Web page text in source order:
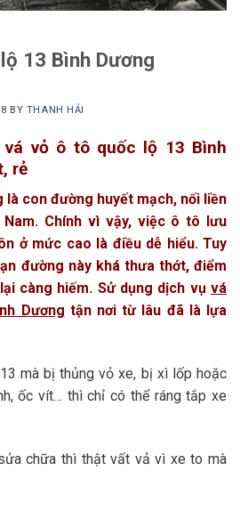
13 Bình Dương
BY THANH HẢI
vá vỏ ô tô quốc lộ 13 Bình
rẻ
là con đường huyết mạch, nối liền
Nam. Chính vì vậy, việc ô tô lưu
ở mức cao là điều dễ hiểu. Tuy
đường này khá thưa thớt, điểm
càng hiếm. Sử dụng dịch vụ vá
Dương tận nơi từ lâu đã là lựa
mà bị thủng vỏ xe, bị xì lốp hoặc
ốc vít… thì chỉ có thể ráng tắp xe
chữa thì thật vất vả vì xe to mà